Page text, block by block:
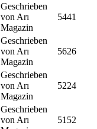
Geschrieben
von Arı
Magazin
5441
Geschrieben
von Arı
Magazin
5626
Geschrieben
von Arı
Magazin
5224
Geschrieben
von Arı
5152